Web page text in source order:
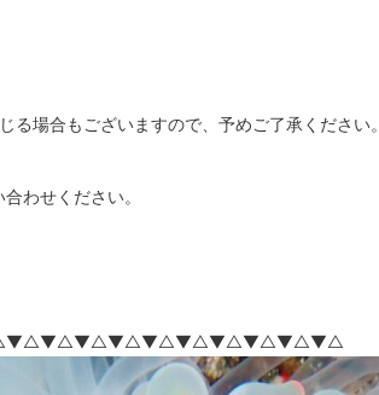
る場合もございますので、予めご了承ください。
わせください。